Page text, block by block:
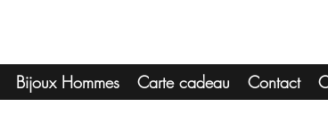
Bijoux Hommes Carte cadeau Contact